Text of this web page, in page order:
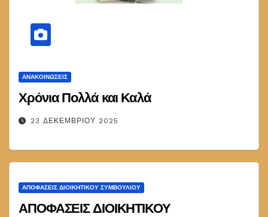
ΑΝΑΚΟΙΝΏΣΕΙΣ
Χρόνια Πολλά και Καλά
23 ΔΕΚΕΜΒΡΊΟΥ 2025
ΑΠΟΦΑΣΕΙΣ ΔΙΟΙΚΗΤΙΚΟΥ ΣΥΜΒΟΥΛΙΟΥ
ΑΠΟΦΑΣΕΙΣ ΔΙΟΙΚΗΤΙΚΟΥ